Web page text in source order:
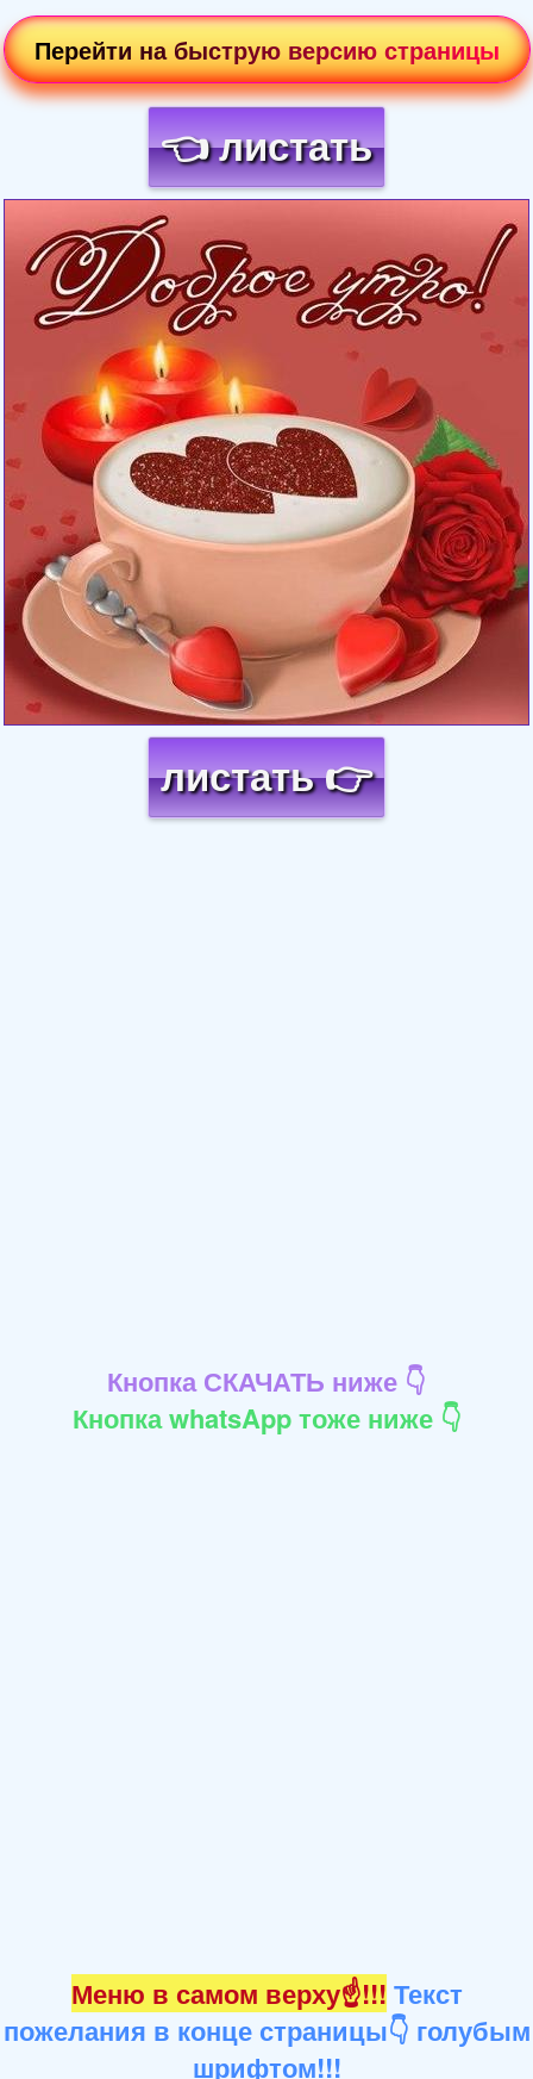
Перейти на быструю версию страницы
👈 листать
Загрузка картинки...
листать 👉
Кнопка СКАЧАТЬ ниже 👇
Кнопка whatsApp тоже ниже 👇
Меню в самом верху☝!!! Текст
пожелания в конце страницы👇 голубым
шрифтом!!!